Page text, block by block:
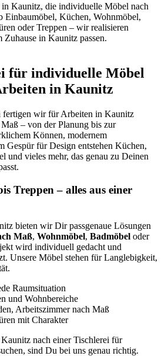
in Kaunitz, die individuelle Möbel nach
Einbaumöbel, Küchen, Wohnmöbel,
oder Treppen – wir realisieren
in Kaunitz passen.
für individuelle Möbel
in Kaunitz
fertigen wir für Arbeiten in Kaunitz
– von der Planung bis zur
Können, modernem
Gespür für Design entstehen Küchen,
und vieles mehr, das genau zu Deinen
Treppen – alles aus einer
bieten wir Dir passgenaue Lösungen
Maß, Wohnmöbel, Badmöbel oder
wird individuell gedacht und
Unsere Möbel stehen für Langlebigkeit,
Raumsituation
und Wohnbereiche
Arbeitszimmer nach Maß
mit Charakter
nach einer Tischlerei für
sind Du bei uns genau richtig.